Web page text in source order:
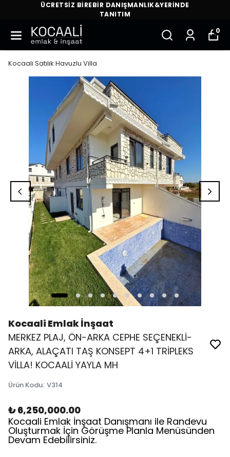
ÜCRETSİZ BİREBİR DANIŞMANLIK&YERİNDE
TANITIM
0
Kocaali Satılık Havuzlu Villa
Kocaali Emlak İnşaat
MERKEZ PLAJ, ÖN-ARKA CEPHE SEÇENEKLİ-
ARKA, ALAÇATI TAŞ KONSEPT 4+1 TRİPLEKS
VİLLA! KOCAALİ YAYLA MH
Ürün Kodu: V314
₺ 6,250,000.00
Kocaali Emlak İnşaat Danışmanı ile Randevu
Oluşturmak İçin Görüşme Planla Menüsünden
Devam Edebilirsiniz.